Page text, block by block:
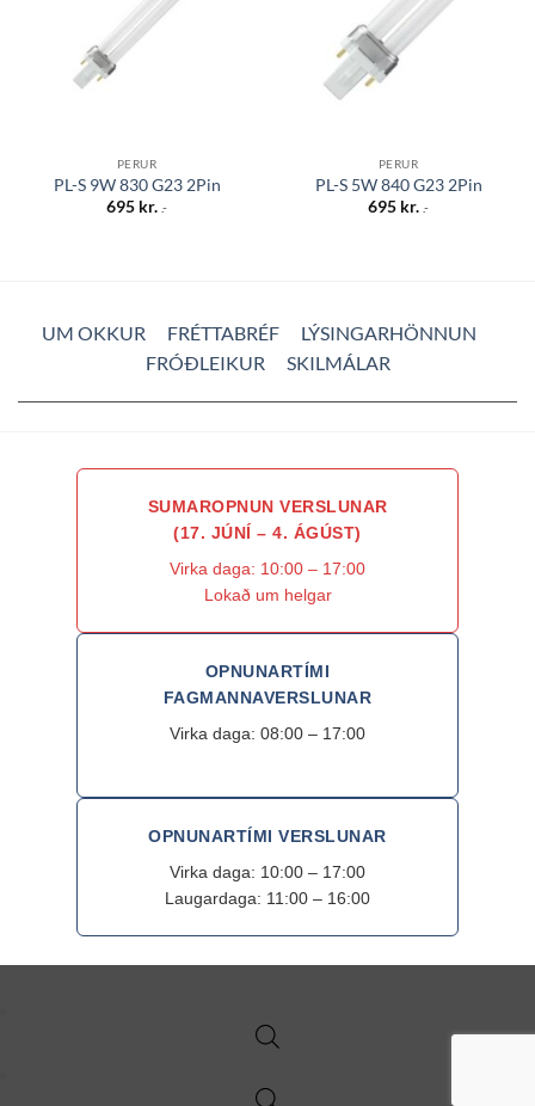
PERUR
PL-S 9W 830 G23 2Pin
695 kr. .-
PERUR
PL-S 5W 840 G23 2Pin
695 kr. .-
UM OKKUR FRÉTTABRÉF
LÝSINGARHÖNNUN
FRÓÐLEIKUR
SKILMÁLAR
SUMAROPNUN VERSLUNAR
(17. JÚNÍ – 4. ÁGÚST)
Virka daga: 10:00 – 17:00
Lokað um helgar
OPNUNARTÍMI
FAGMANNAVERSLUNAR
Virka daga: 08:00 – 17:00
OPNUNARTÍMI VERSLUNAR
Virka daga: 10:00 – 17:00
Laugardaga: 11:00 – 16:00